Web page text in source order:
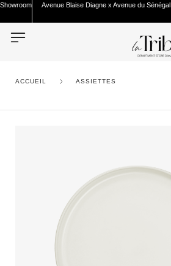
Showroom Avenue Blaise Diagne x Avenue du Sénégal
ACCUEIL ASSIETTES